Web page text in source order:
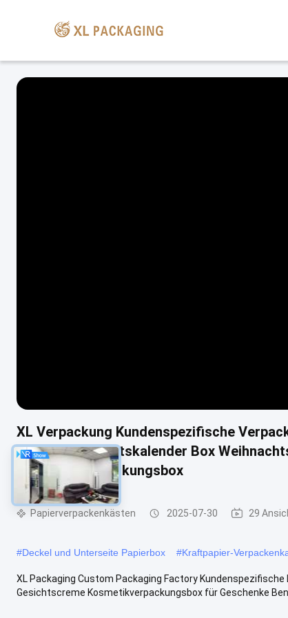
XL Verpackung Kundenspezifische
Kosmetik Adventskalender Box
Geschenkverpackungsbox
Papierverpackenkästen 2025-07-30 29
#Deckel und Unterseite Papierbox #Kraftpapier-
XL Packaging Custom Packaging Factory
Gesichtscreme Kosmetikverpackungsbox für Geschenke